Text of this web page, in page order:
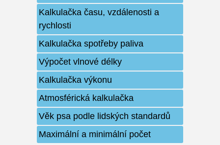
Kalkulačka času, vzdálenosti a
rychlosti
Kalkulačka spotřeby paliva
Výpočet vlnové délky
Kalkulačka výkonu
Atmosférická kalkulačka
Věk psa podle lidských standardů
Maximální a minimální počet